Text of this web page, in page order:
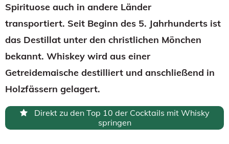
Spirituose auch in andere Länder
transportiert. Seit Beginn des 5. Jahrhunderts ist
das Destillat unter den christlichen Mönchen
bekannt. Whiskey wird aus einer
Getreidemaische destilliert und anschließend in
Holzfässern gelagert.
Direkt zu den Top 10 der Cocktails mit Whisky
springen